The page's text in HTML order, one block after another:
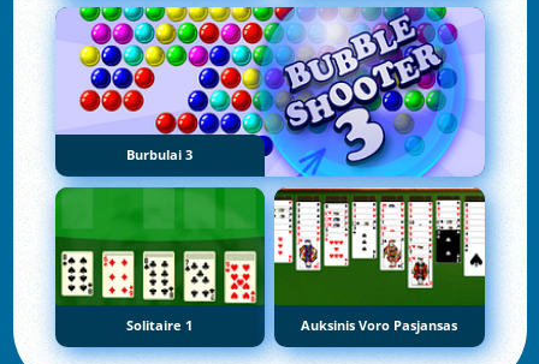
Burbulai 3
Solitaire 1 Auksinis Voro Pasjansas